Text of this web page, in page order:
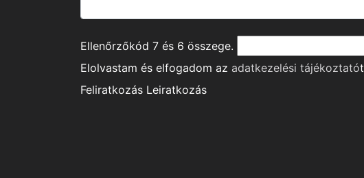
Ellenőrzőkód 7 és 6 összege.
Elolvastam és elfogadom az adatkezelési tájékoztatót
Feliratkozás Leiratkozás